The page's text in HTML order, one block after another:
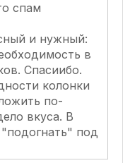
спам
и нужный:
в
Спасиибо.
колонки
по-
вкуса. В
под